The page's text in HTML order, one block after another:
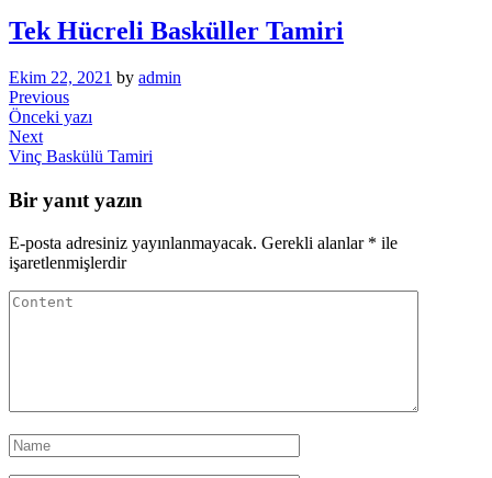
Tek Hücreli Basküller Tamiri
Ekim 22, 2021 by admin
Yazı
gezinmesi
Previous
Post
Previous
Önceki yazı
Next
Post
Next
Vinç Baskülü Tamiri
Bir yanıt yazın
E-posta adresiniz yayınlanmayacak. Gerekli alanlar * ile
işaretlenmişlerdir